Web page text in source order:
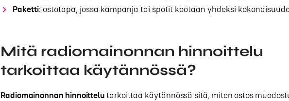
Paketti: ostotapa, jossa kampanja tai spotit kootaan yhdeksi
Mitä radiomainonnan hinnoittelu
tarkoittaa käytännössä?
Radiomainonnan hinnoittelutarkoittaa käytännössä sitä, miten ostos